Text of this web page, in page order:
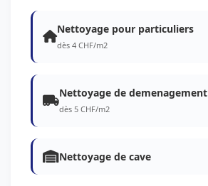
Nettoyage pour particuliers
dès 4 CHF/m2
Nettoyage de demenagement
dès 5 CHF/m2
Nettoyage de cave